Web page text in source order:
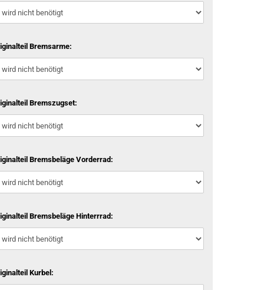
Bremsarme:
Bremszugset:
Bremsbeläge Vorderrad:
Bremsbeläge Hinterrrad:
Kurbel: